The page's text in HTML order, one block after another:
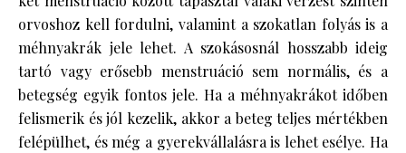
orvoshoz kell fordulni, valamint a szokatlan folyás is a
méhnyakrák jele lehet. A szokásosnál hosszabb ideig
tartó vagy erősebb menstruáció sem normális, és a
betegség egyik fontos jele. Ha a méhnyakrákot időben
felismerik és jól kezelik, akkor a beteg teljes mértékben
felépülhet, és még a gyerekvállalásra is lehet esélye. Ha